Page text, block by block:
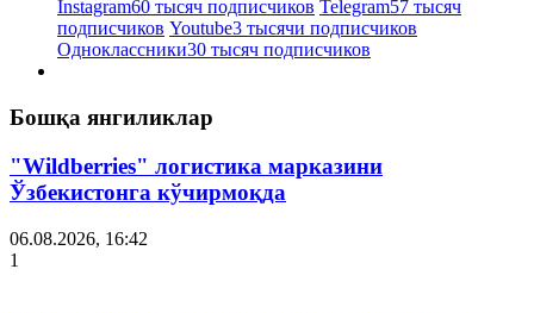
Instagram60 тысяч подписчиков Telegram57 тысяч
подписчиков Youtube3 тысячи подписчиков
Одноклассники30 тысяч подписчиков
Бошқа янгиликлар
"Wildberries" логистика марказини
Ўзбекистонга кўчирмоқда
06.08.2026, 16:42
1